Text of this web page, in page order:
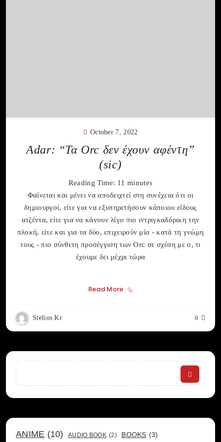
October 7, 2022
Adar: “Τα Orc δεν έχουν αφέντη”
(sic)
Reading Time: 11 minutes
Φαίνεται και μένει να αποδειχτεί στη συνέχεια ότι οι
δημιουργοί, είτε για να εξυπηρετήσουν κάποιου είδους
ατζέντα, είτε για να κάνουν λίγο πιο ιντριγκαδόρικη την
πλοκή, είτε και για τα δύο, επιχειρούν μία - κατά τη γνώμη
τους - πιο σύνθετη προσέγγιση των Orc σε σχέση με ο, τι
έχουμε δει μέχρι τώρα
Read More
Stelios Kr 0
Search
ANIME (10) AUDIO BOOK (2) BOOKS (3)